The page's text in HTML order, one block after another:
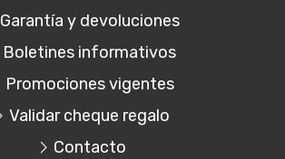
Garantía y devoluciones
Boletines informativos
Promociones vigentes
Validar cheque regalo
Contacto